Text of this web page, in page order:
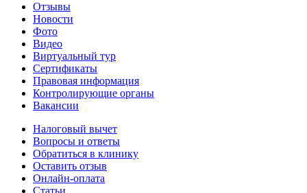
Отзывы
Новости
Фото
Видео
Виртуальный тур
Сертификаты
Правовая информация
Контролирующие органы
Вакансии
Налоговый вычет
Вопросы и ответы
Обратиться в клинику
Оставить отзыв
Онлайн-оплата
Статьи